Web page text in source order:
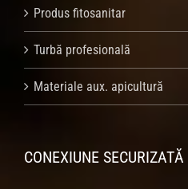
Produs fitosanitar
Turbă profesională
Materiale aux. apicultură
CONEXIUNE SECURIZATĂ